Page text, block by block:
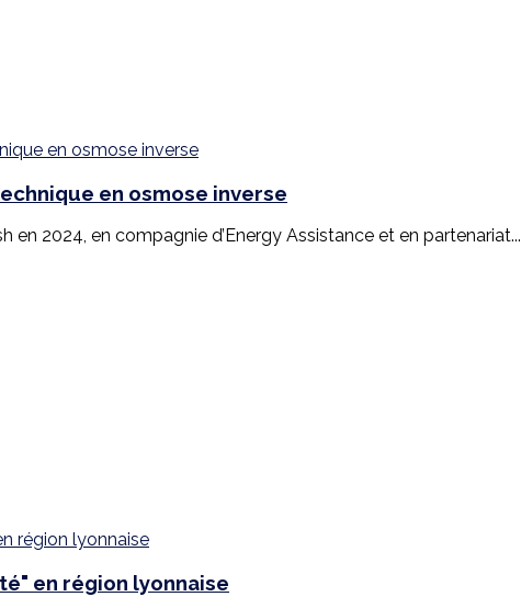
en osmose inverse
en 2024, en compagnie d’Energy Assistance et en partenariat...
en région lyonnaise